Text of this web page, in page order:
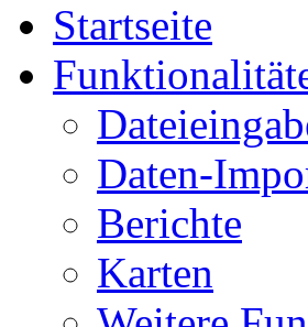
Startseite
Daten-
Berichte
Karten